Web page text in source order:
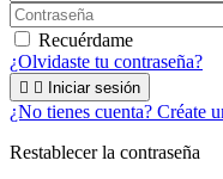
Recuérdame
¿Olvidaste tu contraseña?
  Iniciar sesión
¿No tienes cuenta? Créate
Restablecer la contraseña